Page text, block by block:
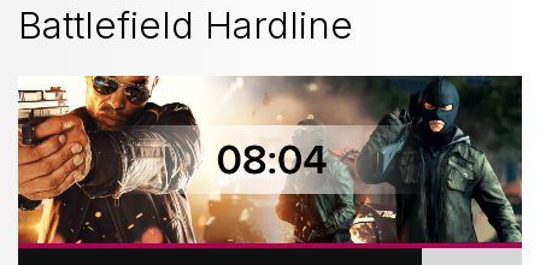
Battlefield Hardline